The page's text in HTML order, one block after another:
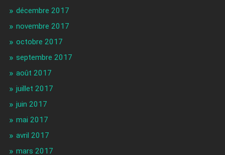
décembre 2017
novembre 2017
octobre 2017
septembre 2017
août 2017
juillet 2017
juin 2017
mai 2017
avril 2017
mars 2017